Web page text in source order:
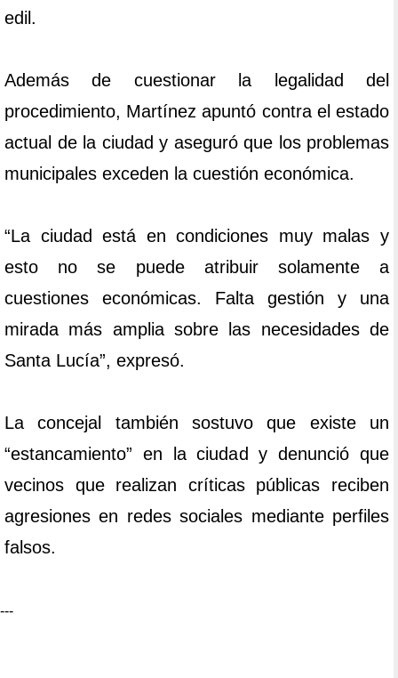
edil.
Además de cuestionar la legalidad del
procedimiento, Martínez apuntó contra el estado
actual de la ciudad y aseguró que los problemas
municipales exceden la cuestión económica.
“La ciudad está en condiciones muy malas y
esto no se puede atribuir solamente a
cuestiones económicas. Falta gestión y una
mirada más amplia sobre las necesidades de
Santa Lucía”, expresó.
La concejal también sostuvo que existe un
“estancamiento” en la ciudad y denunció que
vecinos que realizan críticas públicas reciben
agresiones en redes sociales mediante perfiles
falsos.
---